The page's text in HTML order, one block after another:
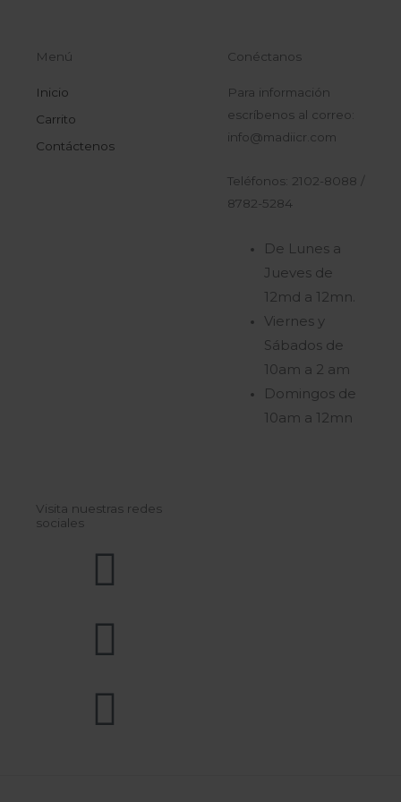
Menú
Inicio
Carrito
Contáctenos
Conéctanos
Para información
escríbenos al correo:
info@madiicr.com
Teléfonos: 2102-8088 /
8782-5284
De Lunes a
Jueves de
12md a 12mn.
Viernes y
Sábados de
10am a 2 am
Domingos de
10am a 12mn
Visita nuestras redes
sociales